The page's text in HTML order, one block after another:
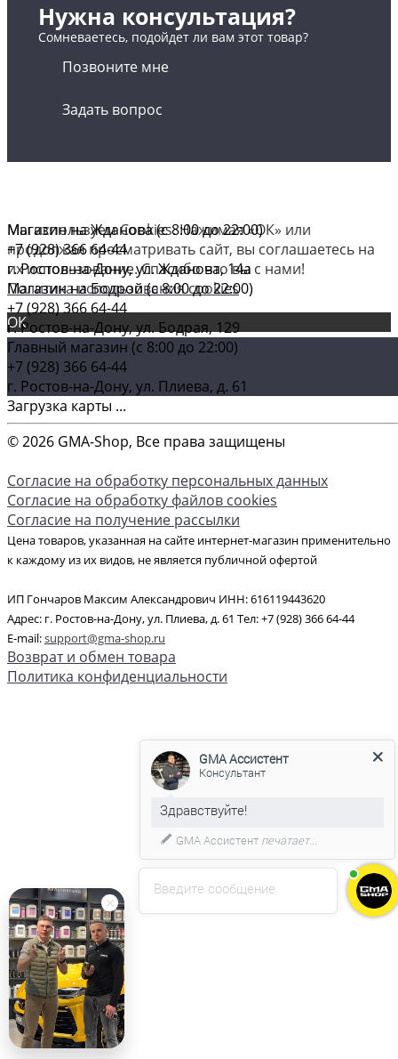
Нужна консультация?
Сомневаетесь, подойдет ли вам этот товар?
Позвоните мне
Задать вопрос
Магазин на Жданова (c 8:00 до 22:00)
+7 (928) 366 64-44
г. Ростов-на-Дону, ул. Жданова, 14а
Магазин на Бодрой (c 8:00 до 22:00)
+7 (928) 366 64-44
г. Ростов-на-Дону, ул. Бодрая, 129
Главный магазин (c 8:00 до 22:00)
+7 (928) 366 64-44
г. Ростов-на-Дону, ул. Плиева, д. 61
Загрузка карты ...
© 2026 GMA-Shop, Все права защищены
Согласие на обработку персональных данных
Согласие на обработку файлов cookies
Согласие на получение рассылки
Цена товаров, указанная на сайте интернет-магазин применительно
к каждому из их видов, не является публичной офертой
ИП Гончаров Максим Александрович ИНН: 616119443620
Адрес: г. Ростов-на-Дону, ул. Плиева, д. 61 Тел: +7 (928) 366 64-44
E-mail:support@gma-shop.ru
Возврат и обмен товара
Политика конфиденциальности
Мы используем Cookies. Нажимая «ОК» или
продолжая просматривать сайт, вы соглашаетесь на
их использование. Спасибо что вы с нами!
Политика использования cookies
ОК
Введите сообщение
GMA Ассистент
Консультант
GMA Ассистент печатает...